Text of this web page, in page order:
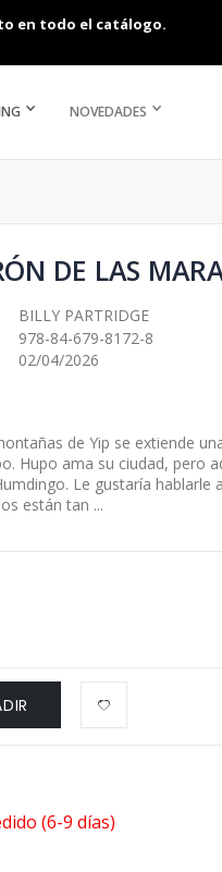
en todo el catálogo.
NOVEDADES
DE LAS
BILLY PARTRIDGE
978-84-679-8172-8
02/04/2026
de Yip se extiende
Hupo ama su ciudad, pero
Le gustaría hablarle
están tan ...
(6-9 días)